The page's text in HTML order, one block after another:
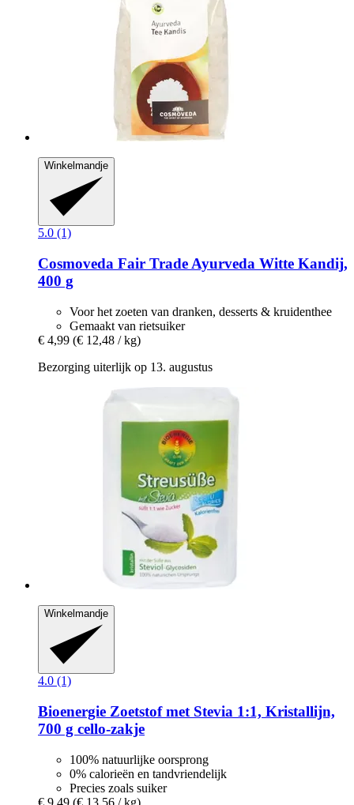
Winkelmandje
5.0 (1)
Cosmoveda Fair Trade Ayurveda Witte Kandij,
400 g
Voor het zoeten van dranken, desserts & kruidenthee
Gemaakt van rietsuiker
€ 4,99 (€ 12,48 / kg)
Bezorging uiterlijk op 13. augustus
Winkelmandje
4.0 (1)
Bioenergie Zoetstof met Stevia 1:1, Kristallijn,
700 g cello-​zakje
100% natuurlijke oorsprong
0% calorieën en tandvriendelijk
Precies zoals suiker
€ 9,49 (€ 13,56 / kg)